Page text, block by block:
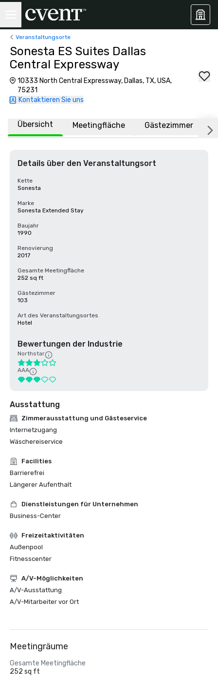
Veranstaltungsorte
Sonesta ES Suites Dallas
Central Expressway
10333 North Central Expressway, Dallas, TX, USA,
75231
Kontaktieren Sie uns
Übersicht Meetingfläche Gästezimmer
Details über den Veranstaltungsort
Kette
Sonesta
Marke
Sonesta Extended Stay
Baujahr
1990
Renovierung
2017
Gesamte Meetingfläche
252 sq ft
Gästezimmer
103
Art des Veranstaltungsortes
Hotel
Bewertungen der Industrie
Northstar
AAA
Ausstattung
Zimmerausstattung und Gästeservice
Internetzugang
Wäschereiservice
Facilities
Barrierefrei
Längerer Aufenthalt
Dienstleistungen für Unternehmen
Business-Center
Freizeitaktivitäten
Außenpool
Fitnesscenter
A/V-Möglichkeiten
A/V-Ausstattung
A/V-Mitarbeiter vor Ort
Meetingräume
Gesamte Meetingfläche
252 sq ft